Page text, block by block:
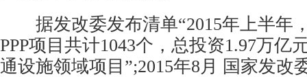
据发改委发布清单“2015年上半年
PPP项目共计1043个，总投资1.97万亿
通设施领域项目”;2015年8月 国家发改